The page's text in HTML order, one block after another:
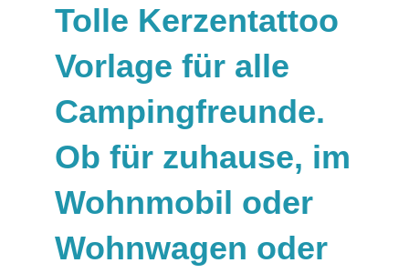
Tolle Kerzentattoo
Vorlage für alle
Campingfreunde.
Ob für zuhause, im
Wohnmobil oder
Wohnwagen oder